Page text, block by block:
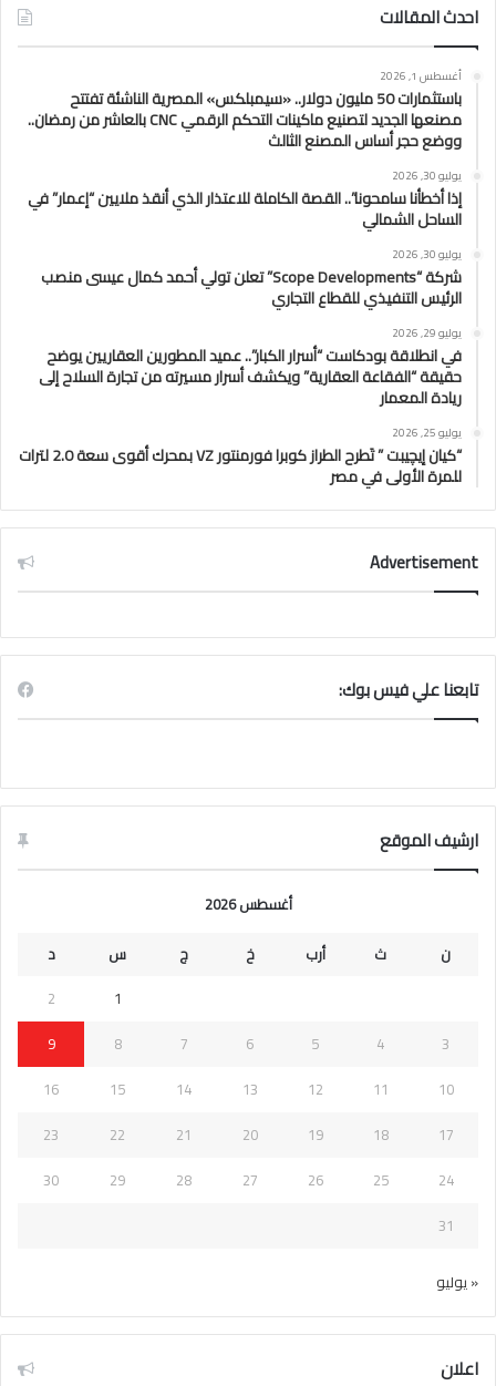
احدث المقالات
أغسطس 1, 2026
باستثمارات 50 مليون دولار.. «سيمبلكس» المصرية الناشئة تفتتح
مصنعها الجديد لتصنيع ماكينات التحكم الرقمي CNC بالعاشر من رمضان..
ووضع حجر أساس المصنع الثالث
يوليو 30, 2026
إذا أخطأنا سامحونا”.. القصة الكاملة للاعتذار الذي أنقذ ملايين “إعمار” في
الساحل الشمالي
يوليو 30, 2026
شركة “Scope Developments” تعلن تولي أحمد كمال عيسى منصب
الرئيس التنفيذي للقطاع التجاري
يوليو 29, 2026
في انطلاقة بودكاست “أسرار الكبار”.. عميد المطورين العقاريين يوضح
حقيقة “الفقاعة العقارية” ويكشف أسرار مسيرته من تجارة السلاح إلى
ريادة المعمار
يوليو 25, 2026
“كيان إيچيبت ” تَطرح الطراز كوبرا فورمنتور VZ بمحرك أقوى سعة 2.0 لترات
للمرة الأولى في مصر
Advertisement
تابعنا علي فيس بوك:
ارشيف الموقع
أغسطس 2026
ن
ث أرب خ ج س
د
1
2
3
4
5
6
7
8
9
10
11
12
13
14
15
16
17
18
19
20
21
22
23
24
25
26
27
28
29
30
31
« يوليو
اعلان